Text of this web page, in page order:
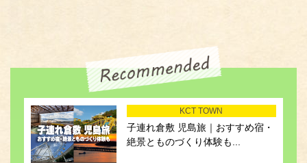
KCT TOWN
子連れ倉敷 児島旅｜おすすめ宿・
絶景とものづくり体験も...